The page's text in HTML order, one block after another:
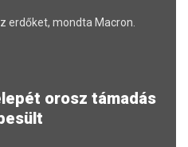
erdőket, mondta Macron.
orosz támadás